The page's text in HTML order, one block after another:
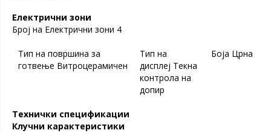
Електрични зони
Број на Електрични зони 4
Тип на површина за
готвење Витроцерамичен
Тип на
дисплеј Текна
контрола на
допир
Боја Црна
Технички спецификации
Клучни карактеристики